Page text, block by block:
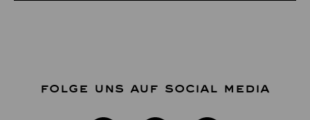
FOLGE UNS AUF SOCIAL MEDIA